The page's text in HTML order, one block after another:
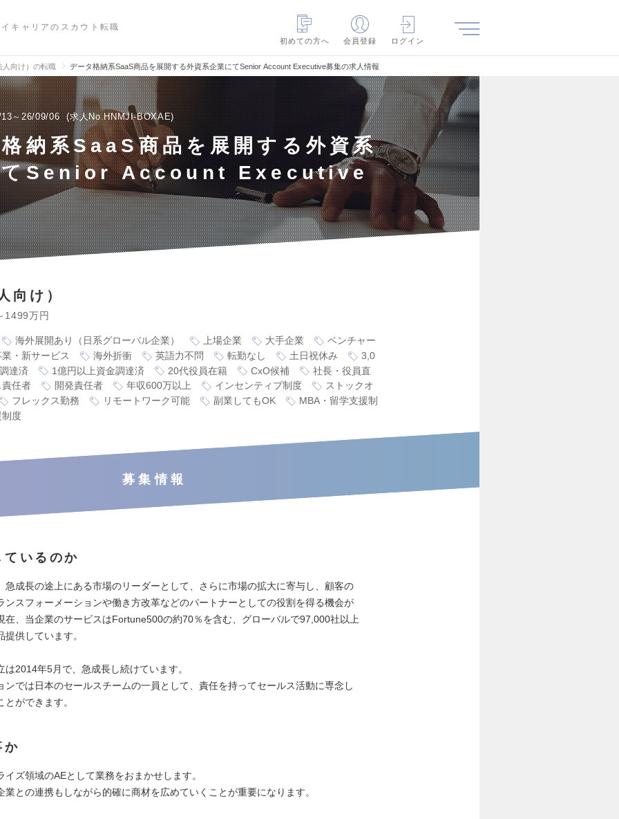
キャリアのスカウト転職
初めての方へ
会員登録 ログイン
人向け）の転職 データ格納系SaaS商品を展開する外資系企業にてSenior Account Executive募集の求人情報
～26/09/06 求人No.HNMJI-BOXAE
納系SaaS商品を展開する外資系
てSenior Account Executive
向け）
1499万円
海外展開あり（日系グローバル企業） 上場企業 大手企業
ベンチャー
・新サービス
海外折衝 英語力不問 転勤なし 土日祝休み
3,0
達済
1億円以上資金調達済 20代役員在籍 CxO候補
社長・役員直
任者
開発責任者 年収600万以上 インセンティブ制度
ストックオ
フレックス勤務
リモートワーク可能 副業してもOK
MBA・留学支援制
制度
募集情報
いるのか
急成長の途上にある市場のリーダーとして、さらに市場の拡大に寄与し、顧客の
ンスフォーメーションや働き方改革などのパートナーとしての役割を得る機会が
在、当企業のサービスはFortune500の約70％を含む、グローバルで97,000社以上
提供しています。
は2014年5月で、急成長し続けています。
ンでは日本のセールスチームの一員として、責任を持ってセールス活動に専念し
とができます。
か
イズ領域のAEとして業務をおまかせします。
業との連携もしながら的確に商材を広めていくことが重要になります。